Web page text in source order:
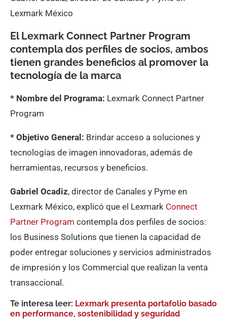
Lexmark México
El Lexmark Connect Partner Program
contempla dos perfiles de socios, ambos
tienen grandes beneficios al promover la
tecnología de la marca
* Nombre del Programa: Lexmark Connect Partner
Program
* Objetivo General: Brindar acceso a soluciones y
tecnologías de imagen innovadoras, además de
herramientas, recursos y beneficios.
Gabriel Ocadiz, director de Canales y Pyme en
Lexmark México, explicó que el Lexmark Connect
Partner Program contempla dos perfiles de socios:
los Business Solutions que tienen la capacidad de
poder entregar soluciones y servicios administrados
de impresión y los Commercial que realizan la venta
transaccional.
Te interesa leer: Lexmark presenta portafolio basado
en performance, sostenibilidad y seguridad